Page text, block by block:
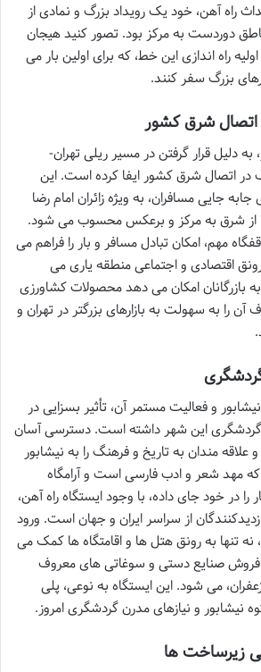
راه آهن، خود یک رویداد بزرگ و نمادی از
دوردست به مرکز بود. تصور کنید هیجان
راه اندازی این خط، که برای اولین بار می
بزرگ سفر کنند.
اتصال شرق کشور
به دلیل قرار گرفتن در مسیر ریلی تهران-
در اتصال شرق کشور ایفا کرده است. این
جایی مسافران، به ویژه زائران امام رضا
از شرق به مرکز و برعکس محسوب می شود.
مهم، امکان تبادل مسافر و بار را فراهم می
اقتصادی و اجتماعی منطقه یاری می
بازرگانان امکان می دهد محصولات کشاورزی
را به سهولت به بازارهای بزرگتر در تهران و
و فعالیت مستمر آن، تأثیر بسزایی در
این شهر داشته است. دسترسی آسان
مندان به تاریخ و فرهنگ را به نیشابور
مهد شعر و ادب فارسی است و آرامگاه
در خود جای داده، با وجود ایستگاه راه آهن،
از سراسر ایران و جهان است. ورود
نه تنها به رونق هتل ها و اقامتگاه ها کمک می
فروش صنایع دستی و سوغاتی های معروف
زعفران، می شود. این ایستگاه به نوعی، پلی
و نیازهای مدرن گردشگری امروز.
زیرساخت ها